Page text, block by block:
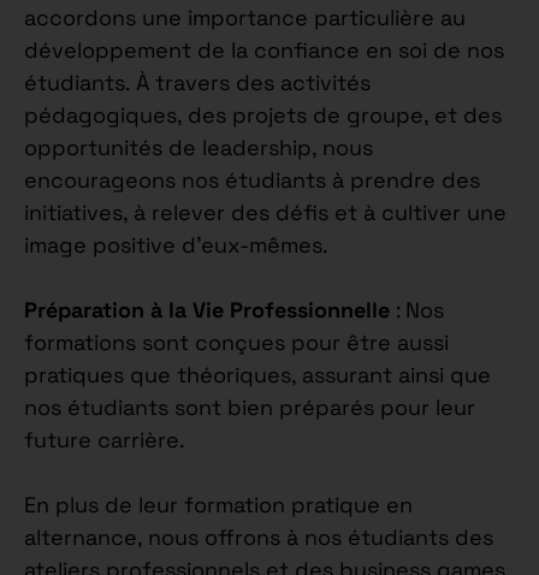
accordons une importance particulière au
développement de la confiance en soi de nos
étudiants. À travers des activités
pédagogiques, des projets de groupe, et des
opportunités de leadership, nous
encourageons nos étudiants à prendre des
initiatives, à relever des défis et à cultiver une
image positive d’eux-mêmes.
Préparation à la Vie Professionnelle : Nos
formations sont conçues pour être aussi
pratiques que théoriques, assurant ainsi que
nos étudiants sont bien préparés pour leur
future carrière.
En plus de leur formation pratique en
alternance, nous offrons à nos étudiants des
ateliers professionnels et des business games,